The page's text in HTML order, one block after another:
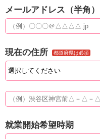
メールアドレス（半角）
現在の住所 都道府県は必須
就業開始希望時期